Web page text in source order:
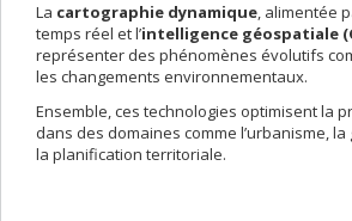
La cartographie dynamique, alimentée
temps réel et l’intelligence géospatiale
représenter des phénomènes évolutifs
les changements environnementaux.
Ensemble, ces technologies optimisent la
dans des domaines comme l’urbanisme,
la planification territoriale.